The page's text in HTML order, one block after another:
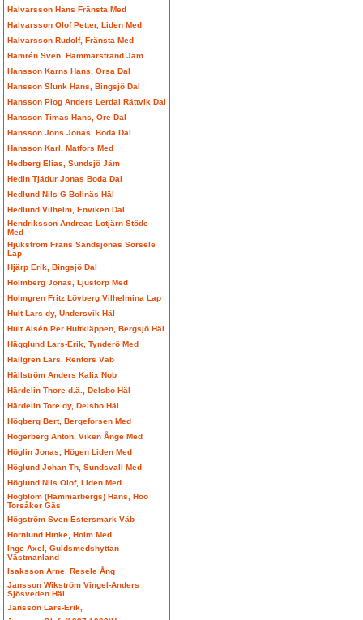
Halvarsson Hans Fränsta Med
Halvarsson Olof Petter, Liden Med
Halvarsson Rudolf, Fränsta Med
Hamrén Sven, Hammarstrand Jäm
Hansson Karns Hans, Orsa Dal
Hansson Slunk Hans, Bingsjö Dal
Hansson Plog Anders Lerdal Rättvik Dal
Hansson Timas Hans, Ore Dal
Hansson Jöns Jonas, Boda Dal
Hansson Karl, Matfors Med
Hedberg Elias, Sundsjö Jäm
Hedin Tjädur Jonas Boda Dal
Hedlund Nils G Bollnäs Häl
Hedlund Vilhelm, Enviken Dal
Hendriksson Andreas Lotjärn Stöde
Med
Hjukström Frans Sandsjönäs Sorsele
Lap
Hjärp Erik, Bingsjö Dal
Holmberg Jonas, Ljustorp Med
Holmgren Fritz Lövberg Vilhelmina Lap
Hult Lars dy, Undersvik Häl
Hult Alsén Per Hultkläppen, Bergsjö Häl
Hägglund Lars-Erik, Tynderö Med
Hällgren Lars. Renfors Väb
Hällström Anders Kalix Nob
Härdelin Thore d.ä., Delsbo Häl
Härdelin Tore dy, Delsbo Häl
Högberg Bert, Bergeforsen Med
Högerberg Anton, Viken Ånge Med
Höglin Jonas, Högen Liden Med
Höglund Johan Th, Sundsvall Med
Höglund Nils Olof, Liden Med
Högblom (Hammarbergs) Hans, Höö
Torsåker Gäs
Högström Sven Estersmark Väb
Hörnlund Hinke, Holm Med
Inge Axel, Guldsmedshyttan
Västmanland
Isaksson Arne, Resele Ång
Jansson Wikström Vingel-Anders
Sjösveden Häl
Jansson Lars-Erik,